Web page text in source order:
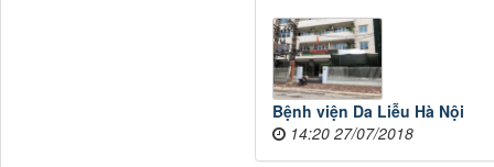
Bệnh viện Da Liễu Hà Nội
14:20 27/07/2018